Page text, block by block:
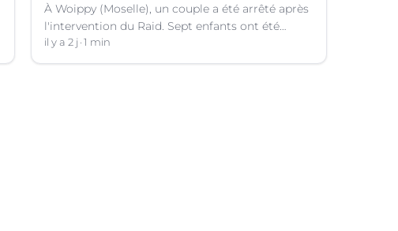
À Woippy (Moselle), un couple a été arrêté après
l'intervention du Raid. Sept enfants ont été
trouvés dans un logement insalubre.
il y a 2 j 1 min